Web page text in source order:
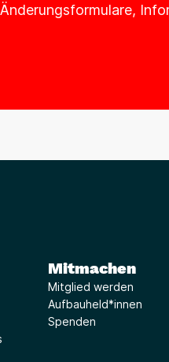
Mitmachen
Mitglied werden
Aufbauheld*innen
Spenden